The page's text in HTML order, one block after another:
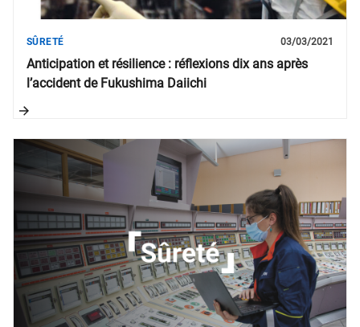
Anticipation et résilience : réflexions dix ans après
l’accident de Fukushima Daiichi
SÛRETÉ 03/03/2021